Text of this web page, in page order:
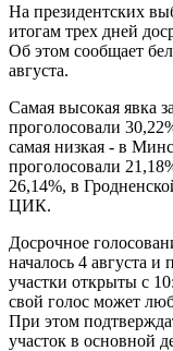
На президентских
итогам трех дней
Об этом сообщает
августа.
Самая высокая явка
проголосовали
самая низкая - в
проголосовали
26,14%, в
ЦИК.
Досрочное
началось 4 августа и
участки открыты с
свой голос может
При этом
участок в основной